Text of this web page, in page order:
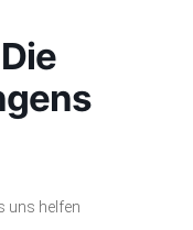
uns helfen